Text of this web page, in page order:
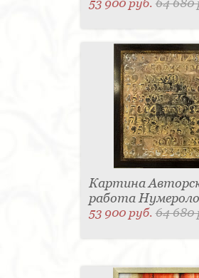
53 900 руб.64 680
Картина
работа
53 900 руб.64 680